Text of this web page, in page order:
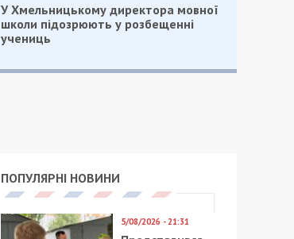
У Хмельницькому директора мовної
школи підозрюють у розбещенні
учениць
ПОПУЛЯРНІ НОВИНИ
5/08/2026 - 21:31